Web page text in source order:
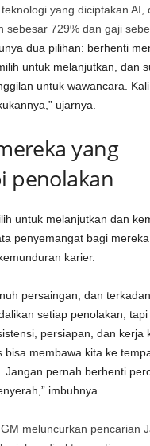
yang diciptakan AI,
sebesar 729% dan gaji
dua pilihan: berhenti
untuk melanjutkan, dan
untuk wawancara.
ujarnya.
yang
penolakan
untuk melanjutkan dan
penyemangat bagi
karier.
persaingan, dan
setiap penolakan,
persiapan, dan kerja
bisa membawa kita ke
Jangan pernah berhenti
imbuhnya.
meluncurkan pencarian